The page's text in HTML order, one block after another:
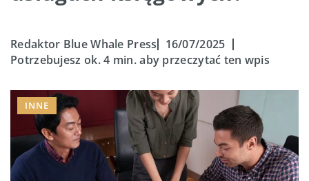
Redaktor Blue Whale Press
16/07/2025
Potrzebujesz ok. 4 min. aby przeczytać ten wpis
INNE